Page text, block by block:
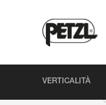
VERTICALITÀ